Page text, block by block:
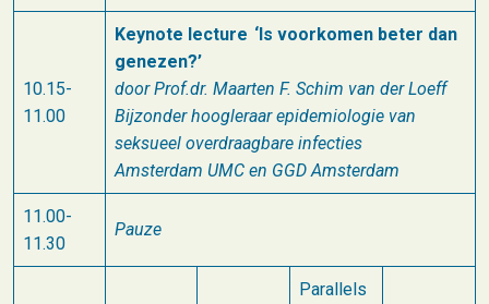
10.15-
11.00
Keynote lecture ‘Is voorkomen beter dan
genezen?’
door Prof.dr. Maarten F. Schim van der Loeff
Bijzonder hoogleraar epidemiologie van
seksueel overdraagbare infecties
Amsterdam UMC en GGD Amsterdam
11.00-
11.30
Pauze
Parallels